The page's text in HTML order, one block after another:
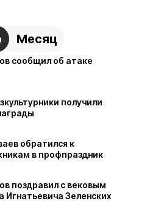
Месяц
сообщил об атаке
получили
обратился к
в профпраздник
поздравил с вековым
Игнатьевича Зеленских